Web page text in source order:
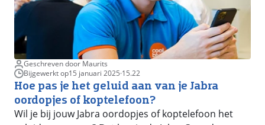
Geschreven door Maurits
Bijgewerkt op15 januari 2025·15.22
Hoe pas je het geluid aan van je Jabra
oordopjes of koptelefoon?
Wil je bij jouw Jabra oordopjes of koptelefoon het